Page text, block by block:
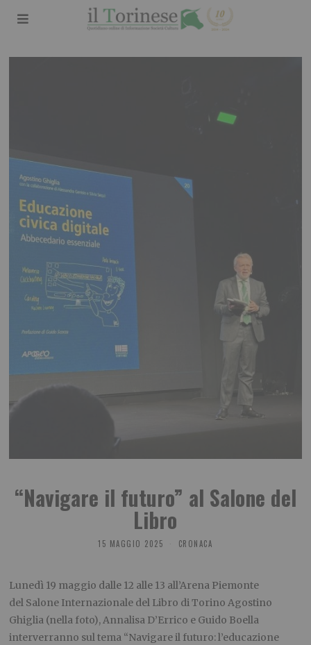
“Navigare il futuro” al Salone del
Libro
15 MAGGIO 2025 CRONACA
Lunedì 19 maggio dalle 12 alle 13 all’Arena Piemonte
del Salone Internazionale del Libro di Torino Agostino
Ghiglia (nella foto), Annalisa D’Errico e Guido Boella
interverranno sul tema “Navigare il futuro: l’educazione